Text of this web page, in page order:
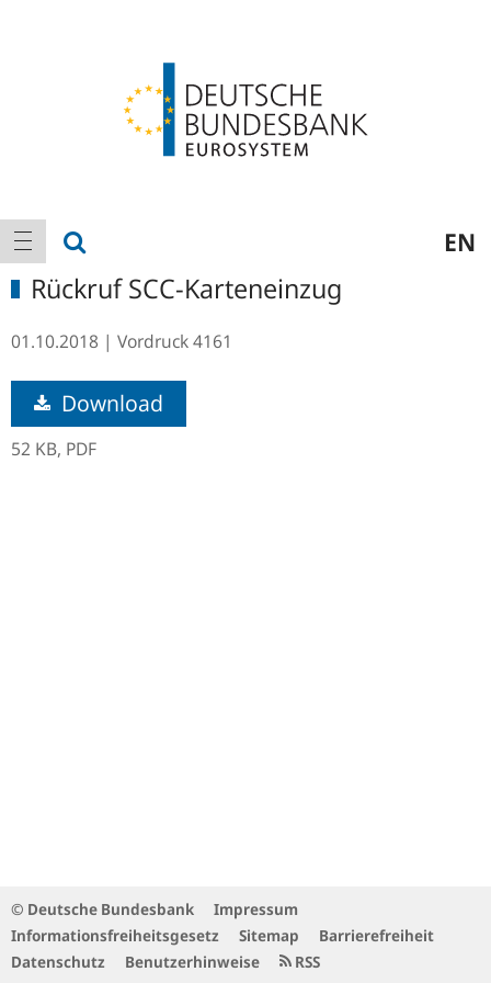
Hauptnavigation
Navigation anzeigen EN
Rückruf SCC-Karteneinzug
01.10.2018 Vordruck4161
Download
52 KB, PDF
© Deutsche Bundesbank
Impressum
Informationsfreiheitsgesetz
Sitemap
Barrierefreiheit
Datenschutz
Benutzerhinweise RSS